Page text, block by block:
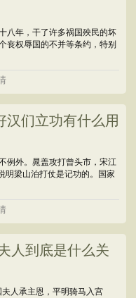
八年，干了许多祸国殃民的坏
丧权辱国的不并等条约，特别
汉们立功有什么用
例外。晁盖攻打曾头市，宋江
梁山泊打仗是记功的。国家
人到底是什么关
人承主恩，平明骑马入宫